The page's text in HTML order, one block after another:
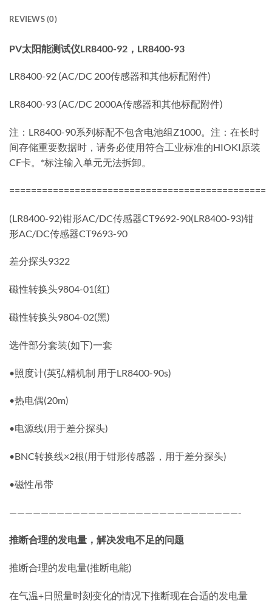
REVIEWS (0)
PV太阳能测试仪LR8400-92，LR8400-93
LR8400-92 (AC/DC 200传感器和其他标配附件)
LR8400-93 (AC/DC 2000A传感器和其他标配附件)
注：LR8400-90系列标配不包含电池组Z1000。注：在长时
间存储重要数据时，请务必使用符合工业标准的HIOKI原装
CF卡。*标注输入单元无法拆卸。
===============================================
(LR8400-92)钳形AC/DC传感器CT9692-90(LR8400-93)钳
形AC/DC传感器CT9693-90
差分探头9322
磁性转换头9804-01(红)
磁性转换头9804-02(黑)
选件部分套装(如下)一套
•照度计(英弘精机制 用于LR8400-90s)
•热电偶(20m)
•电源线(用于差分探头)
•BNC转换线×2根(用于钳形传感器，用于差分探头)
•磁性吊带
—————————————————————————————-
推断合理的发电量，解决发电不足的问题
推断合理的发电量(推断电能)
在气温+日照量时刻变化的情况下推断现在合适的发电量